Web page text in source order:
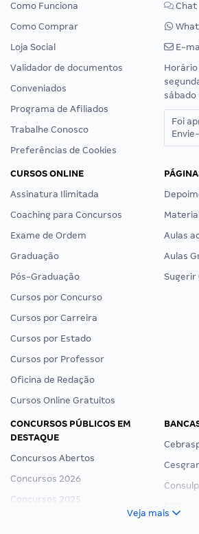
Como Funciona
Como Comprar
Loja Social
Validador de documentos
Conveniados
Programa de Afiliados
Trabalhe Conosco
Preferências de Cookies
Chat
E-
sábado
Foi
CURSOS ONLINE
Assinatura Ilimitada
Coaching para Concursos
Exame de Ordem
Graduação
Pós-Graduação
Cursos por Concurso
Cursos por Carreira
Cursos por Estado
Cursos por Professor
Oficina de Redação
Cursos Online Gratuitos
Aulas
Aulas
Sugerir
CONCURSOS PÚBLICOS EM
DESTAQUE
Concursos Abertos
Concursos 2026
Concursos 2025
Veja mais